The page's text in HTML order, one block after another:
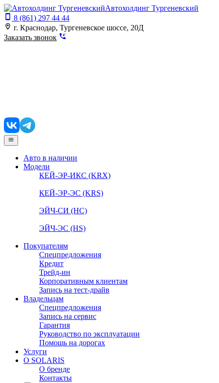
Автохолдинг Тургеневский
8 (861) 297 44 44
г. Краснодар, Тургеневское шоссе, 20Д
Заказать звонок
Авто в наличии
Модели
КЕЙ-ЭР-ИКС (KRX)
КЕЙ-ЭР-ЭС (KRS)
ЭЙЧ-СИ (HC)
ЭЙЧ-ЭС (HS)
Покупателям
Спецпредложения
Кредит
Трейд-ин
Корпоративным клиентам
Запись на тест-драйв
Владельцам
Спецпредложения
Запись на сервис
Гарантия
Руководство по эксплуатации
Помощь на дорогах
Услуги
О SOLARIS
О бренде
Контакты